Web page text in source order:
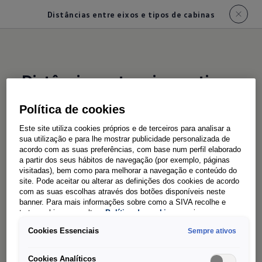
Distâncias entre eixos e tipos de cabinas
Distâncias entre eixos e tipos
Preparada para quase todas
asestruturas
Diferentes tarefas exigem estruturas especificas.
Graças à sua diversificada gama de versões, a
Crafter Chassis é adequada para praticamente
ou dupla? Distância média ou longa entre os
Política de cookies
Este site utiliza cookies próprios e de terceiros para analisar a
sua utilização e para lhe mostrar publicidade personalizada de
acordo com as suas preferências, com base num perfil elaborado
a partir dos seus hábitos de navegação (por exemplo, páginas
visitadas), bem como para melhorar a navegação e conteúdo do
site. Pode aceitar ou alterar as definições dos cookies de acordo
com as suas escolhas através dos botões disponíveis neste
banner. Para mais informações sobre como a SIVA recolhe e
trata cookies, consulte aPolítica de cookies em vigor.
Cookies Essenciais Sempre ativos
Cookies Analíticos